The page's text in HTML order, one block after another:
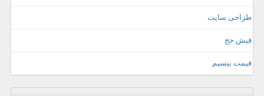
طراحی سایت
فیش حج
قیمت بیسیم